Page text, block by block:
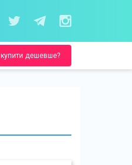
дешевше?